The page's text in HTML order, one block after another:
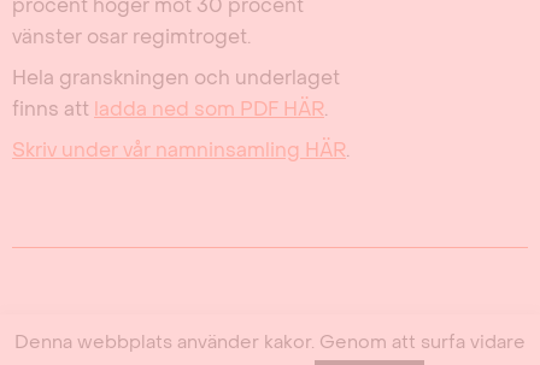
procent höger mot 30 procent
vänster osar regimtroget.
Hela granskningen och underlaget
finns att ladda ned som PDF HÄR.
Skriv under vår namninsamling HÄR.
Katalys på sociala medier
Denna webbplats använder kakor. Genom att surfa vidare